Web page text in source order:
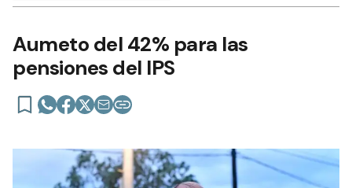
Aumeto del 42% para las
pensiones del IPS